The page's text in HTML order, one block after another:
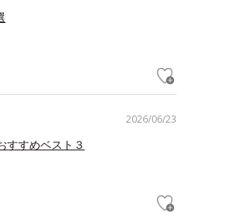
2026/06/23
すすめベスト３